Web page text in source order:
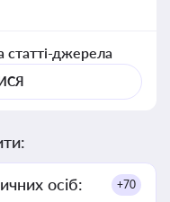
статті-джерела
осіб:
+70